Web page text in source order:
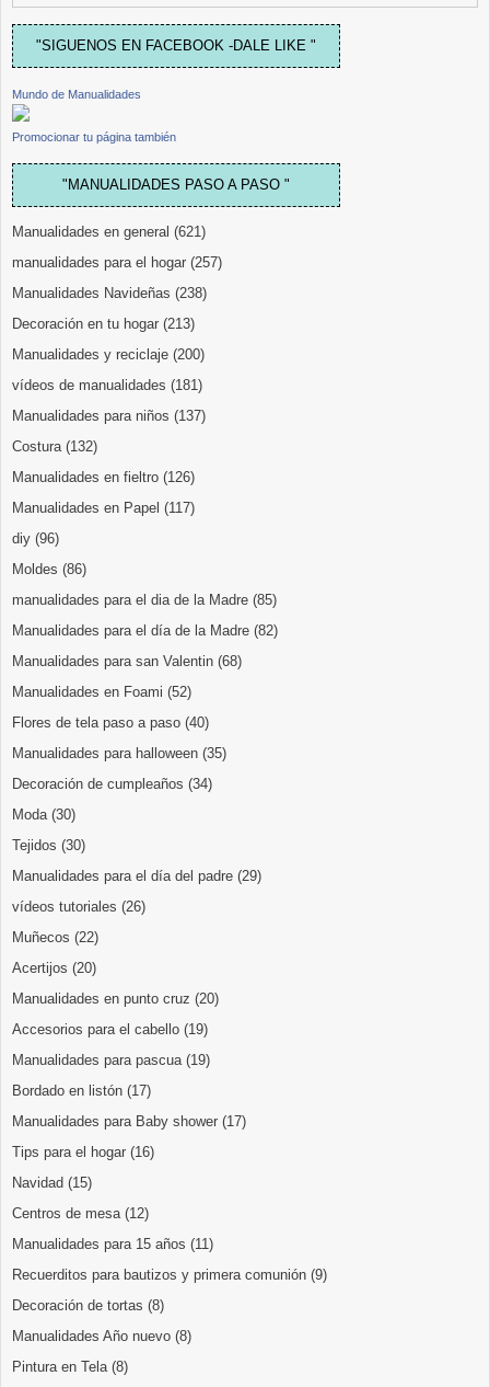
"SIGUENOS EN FACEBOOK -DALE LIKE "
Mundo de Manualidades
Promocionar tu página también
"MANUALIDADES PASO A PASO "
Manualidades en general (621)
manualidades para el hogar (257)
Manualidades Navideñas (238)
Decoración en tu hogar (213)
Manualidades y reciclaje (200)
vídeos de manualidades (181)
Manualidades para niños (137)
Costura (132)
Manualidades en fieltro (126)
Manualidades en Papel (117)
diy (96)
Moldes (86)
manualidades para el dia de la Madre (85)
Manualidades para el día de la Madre (82)
Manualidades para san Valentin (68)
Manualidades en Foami (52)
Flores de tela paso a paso (40)
Manualidades para halloween (35)
Decoración de cumpleaños (34)
Moda (30)
Tejidos (30)
Manualidades para el día del padre (29)
vídeos tutoriales (26)
Muñecos (22)
Acertijos (20)
Manualidades en punto cruz (20)
Accesorios para el cabello (19)
Manualidades para pascua (19)
Bordado en listón (17)
Manualidades para Baby shower (17)
Tips para el hogar (16)
Navidad (15)
Centros de mesa (12)
Manualidades para 15 años (11)
Recuerditos para bautizos y primera comunión (9)
Decoración de tortas (8)
Manualidades Año nuevo (8)
Pintura en Tela (8)